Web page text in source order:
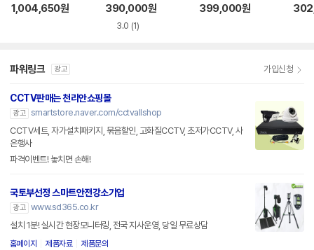
COM + Pro Serie
1,004,650원
390,000원
3.0 (1)
I C340i
399,000원
파워링크 광고 가입신청
CCTV판매는 천리안쇼핑몰
광고 smartstore.naver.com/cctvallshop
CCTV세트, 자가설치패키지, 묶음할인, 고화질CCTV, 초저가CCTV, 사
은행사
파격이벤트! 놓치면 손해!
국토부선정 스마트안전강소기업
광고 www.sd365.co.kr
설치 1분! 실시간 현장모니터링, 전국 지사운영, 당일 무료상담
홈페이지 제품자료 제품문의